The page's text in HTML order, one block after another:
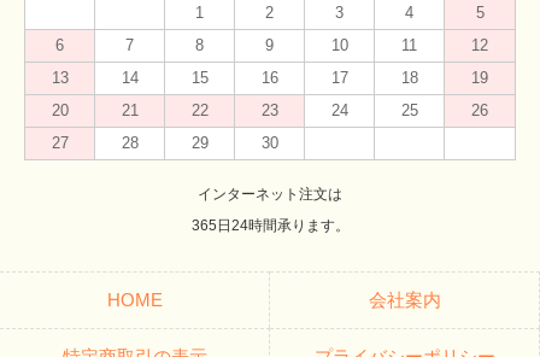
1
2 3 4
5
6
7 8 9 10 11
12
13
14 15 16 17 18
19
20
21 22 23 24 25
26
27
28 29 30
インターネット注文は
365日24時間承ります。
HOME 会社案内